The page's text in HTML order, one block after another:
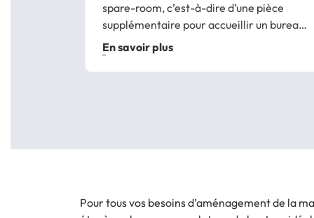
spare-room, c’est-à-dire d’une pièce
supplémentaire pour accueillir un bureau,
sachez qu’un tas de possibilités s’offrent à
vous pour aménager un corner office
digne de ce nom. Afin de réussir
En savoir plus
Pour tous vos besoins d’aménagement de la